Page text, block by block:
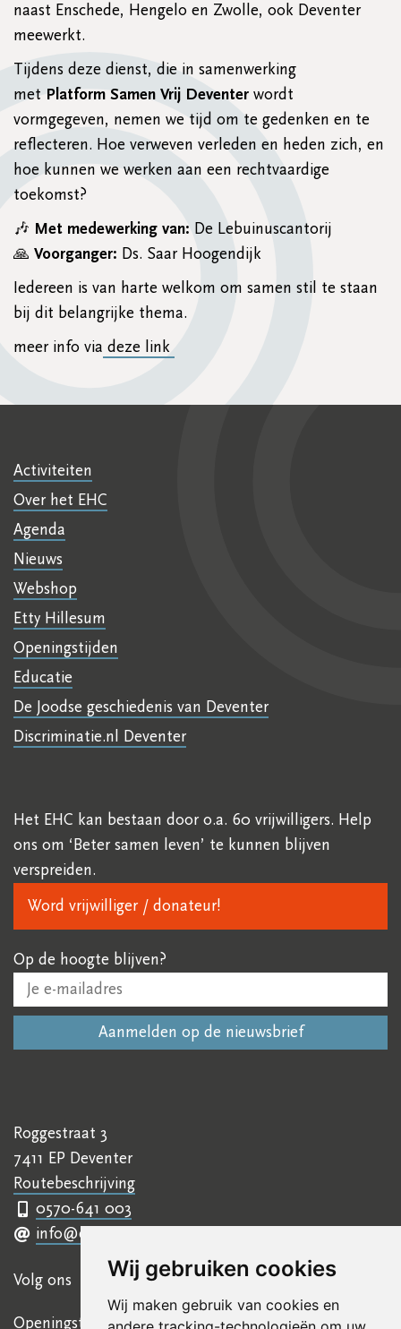
Wij gebruiken cookies
Wij maken gebruik van cookies en
naast Enschede, Hengelo en Zwolle, ook Deventer
meewerkt.
Tijdens deze dienst, die in samenwerking
met Platform Samen Vrij Deventer wordt
vormgegeven, nemen we tijd om te gedenken en te
reflecteren. Hoe verweven verleden en heden zich, en
hoe kunnen we werken aan een rechtvaardige
toekomst?
🎶 Met medewerking van: De Lebuinuscantorij
🙏 Voorganger: Ds. Saar Hoogendijk
Iedereen is van harte welkom om samen stil te staan
bij dit belangrijke thema.
meer info via deze link
Activiteiten
Over het EHC
Agenda
Nieuws
Webshop
Etty Hillesum
Openingstijden
Educatie
De Joodse geschiedenis van Deventer
Discriminatie.nl Deventer
Het EHC kan bestaan door o.a. 60 vrijwilligers. Help
ons om ‘Beter samen leven’ te kunnen blijven
verspreiden.
Word vrijwilliger / donateur!
Op de hoogte blijven?
Roggestraat 3
7411 EP Deventer
Routebeschrijving
0570-641 003
info@ettyhillesumcentrum.nl
Volg ons
Openingstijden